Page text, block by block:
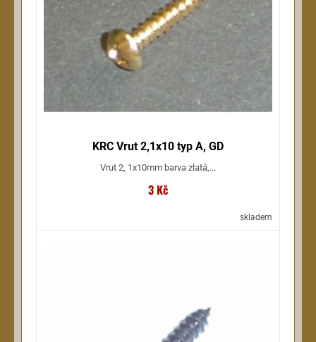
KRC Vrut 2,1x10 typ A, GD
Vrut 2, 1x10mm barva zlatá,...
3 Kč
skladem